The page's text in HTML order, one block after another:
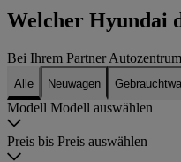
Welcher Hyundai
Bei Ihrem Partner
Alle Neuwagen
Modell Modell auswählen
Preis bis Preis auswählen